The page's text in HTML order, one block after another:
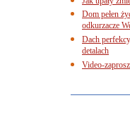
Dom pełen
odkurzacze
Dach
detalach
Video-